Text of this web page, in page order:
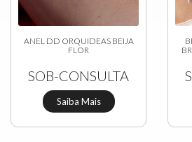
ANEL DD ORQUIDEAS BEIJA
FLOR
SOB-CONSULTA
Saiba Mais